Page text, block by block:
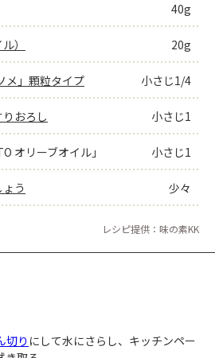
40g
） 20g
メ」顆粒タイプ 小さじ1/4
おろし 小さじ1
オリーブオイル」 小さじ1
う 少々
レシピ提供：味の素KK
切り にして水にさらし、キッチンペー